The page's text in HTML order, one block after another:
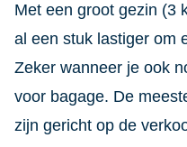
Met een groot gezin (3
al een stuk lastiger om
Zeker wanneer je ook
voor bagage. De
zijn gericht op de